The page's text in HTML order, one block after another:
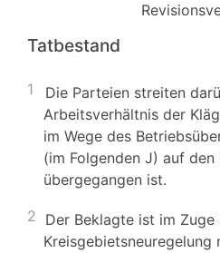
Tatbestand
1
Die Parteien streiten
Arbeitsverhältnis der
im Wege des
(im Folgenden J) auf den
übergegangen ist.
2 Der Beklagte ist im Zuge
Kreisgebietsneuregelung